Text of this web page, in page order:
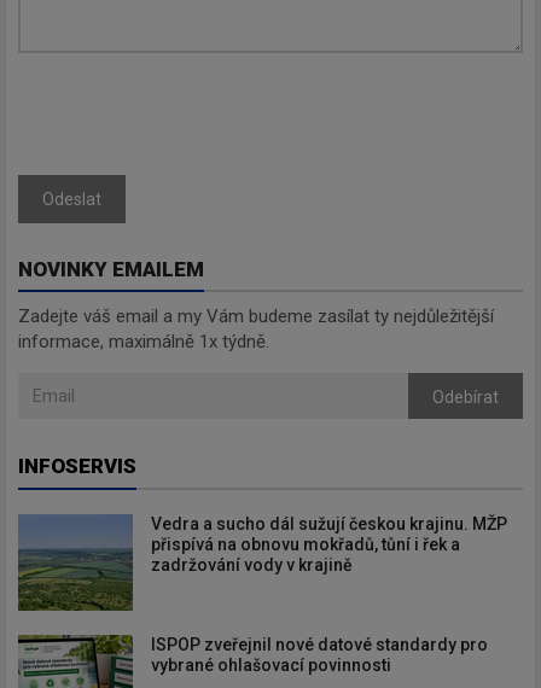
Odeslat
NOVINKY EMAILEM
Zadejte váš email a my Vám budeme zasílat ty nejdůležitější
informace, maximálně 1x týdně.
Odebírat
INFOSERVIS
Vedra a sucho dál sužují českou krajinu. MŽP
přispívá na obnovu mokřadů, tůní i řek a
zadržování vody v krajině
ISPOP zveřejnil nové datové standardy pro
vybrané ohlašovací povinnosti